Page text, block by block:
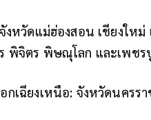
งหวัดแม่ฮ่องสอน เชียงให
พิจิตร พิษณุโลก และเพช
กเฉียงเหนือ: จังหวัดนครร